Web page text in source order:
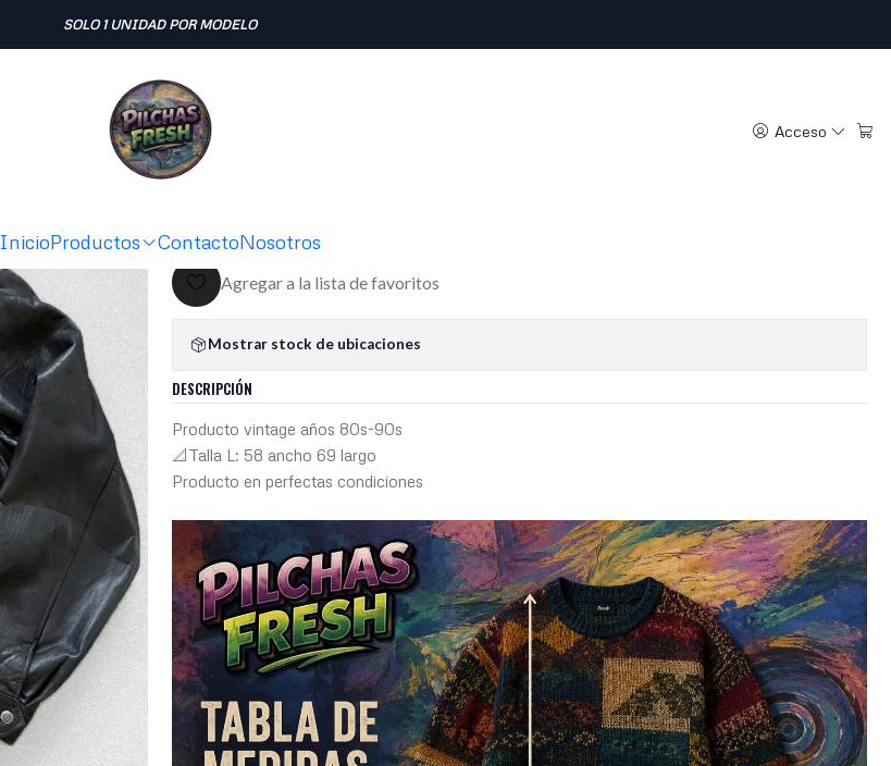
Acceso
InicioProductos ContactoNosotros
SOLO 1 UNIDAD POR MODELO
JACKET CUERO Chaqueta vintage 100% cuero pesado (L)
Chaqueta vintage 100% cuero
pesado (L)
Cantidad
Agregar a la lista de favoritos
Mostrar stock de ubicaciones
DESCRIPCIÓN
Producto vintage años 80s-90s
📐Talla L: 58 ancho 69 largo
Producto en perfectas condiciones